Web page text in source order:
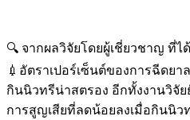
🔍 จากผลวิจัยโดยผู้เชี่ยวชาญ ที่
💉อัตราเปอร์เซ็นต์ของการฉีดย
กินนิวทรีน่าสตรอง อีกทั้งงานวิจัย
การสูญเสียที่ลดน้อยลงเมื่อกินนิว